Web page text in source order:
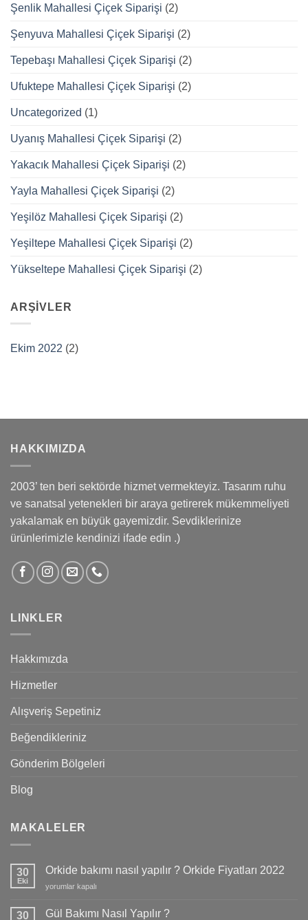
Şenlik Mahallesi Çiçek Siparişi (2)
Şenyuva Mahallesi Çiçek Siparişi (2)
Tepebaşı Mahallesi Çiçek Siparişi (2)
Ufuktepe Mahallesi Çiçek Siparişi (2)
Uncategorized (1)
Uyanış Mahallesi Çiçek Siparişi (2)
Yakacık Mahallesi Çiçek Siparişi (2)
Yayla Mahallesi Çiçek Siparişi (2)
Yeşilöz Mahallesi Çiçek Siparişi (2)
Yeşiltepe Mahallesi Çiçek Siparişi (2)
Yükseltepe Mahallesi Çiçek Siparişi (2)
ARŞIVLER
Ekim 2022 (2)
HAKKIMIZDA
2003’ ten beri sektörde hizmet vermekteyiz. Tasarım ruhu
ve sanatsal yetenekleri bir araya getirerek mükemmeliyeti
yakalamak en büyük gayemizdir. Sevdiklerinize
ürünlerimizle kendinizi ifade edin .)
LINKLER
Hakkımızda
Hizmetler
Alışveriş Sepetiniz
Beğendikleriniz
Gönderim Bölgeleri
Blog
MAKALELER
30
Eki
Orkide bakımı nasıl yapılır ? Orkide Fiyatları 2022
Orkide
nasıl
yorumlar kapalı
30 Gül Bakımı Nasıl Yapılır ?